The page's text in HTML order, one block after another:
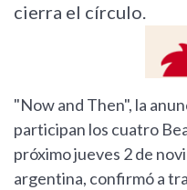
cierra el círculo.
"Now and Then", la
participan los cuatro
próximo jueves 2 de
argentina, confirmó a